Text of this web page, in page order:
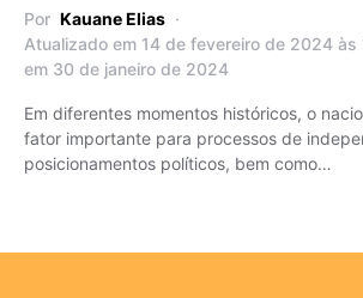
Por Kauane Elias
Atualizado em 14 de fevereiro de 2024 às
em 30 de janeiro de 2024
Em diferentes momentos históricos, o
fator importante para processos de
posicionamentos políticos, bem como…